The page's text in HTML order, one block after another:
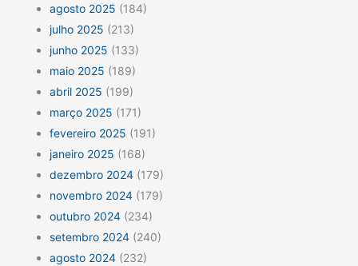
agosto 2025 (184)
julho 2025 (213)
junho 2025 (133)
maio 2025 (189)
abril 2025 (199)
março 2025 (171)
fevereiro 2025 (191)
janeiro 2025 (168)
dezembro 2024 (179)
novembro 2024 (179)
outubro 2024 (234)
setembro 2024 (240)
agosto 2024 (232)